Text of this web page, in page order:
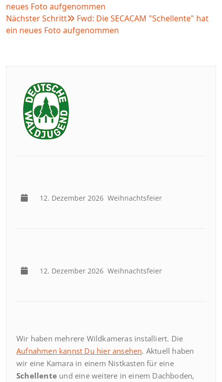
neues Foto aufgenommen
Nächster Schritt
Fwd: Die SECACAM "Schellente" hat
ein neues Foto aufgenommen
12. Dezember 2026 Weihnachtsfeier
12. Dezember 2026 Weihnachtsfeier
Wir haben mehrere Wildkameras installiert. Die
Aufnahmen kannst Du hier ansehen. Aktuell haben
wir eine Kamara in einem Nistkasten für eine
Schellente und eine weitere in einem Dachboden,